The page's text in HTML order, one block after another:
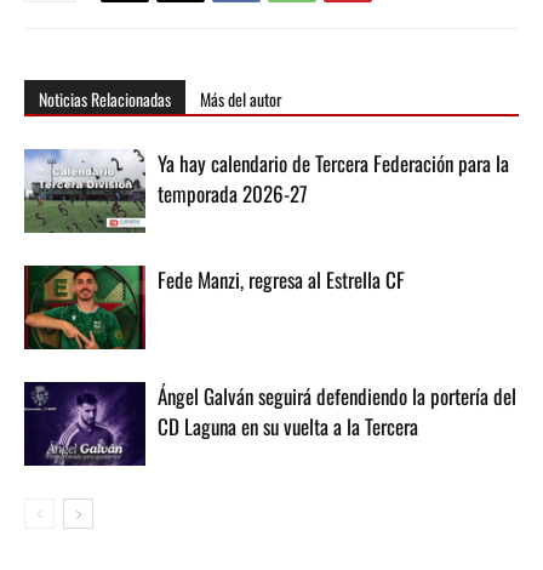
Noticias Relacionadas Más del autor
Ya hay calendario de Tercera Federación para la
temporada 2026-27
Fede Manzi, regresa al Estrella CF
Ángel Galván seguirá defendiendo la portería del
CD Laguna en su vuelta a la Tercera